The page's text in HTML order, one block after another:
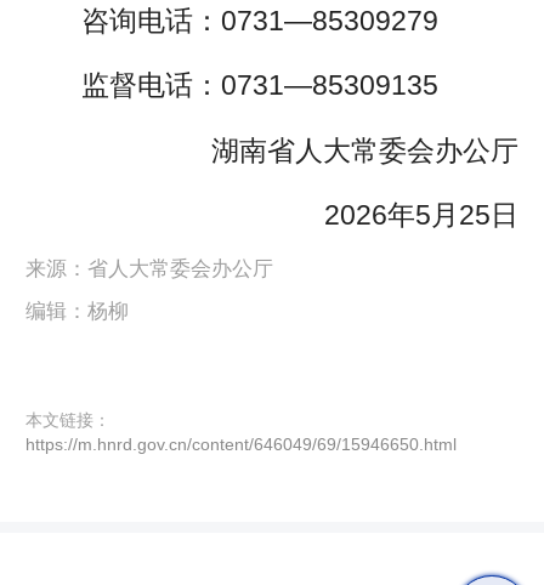
咨询电话：0731—85309279
监督电话：0731—85309135
湖南省人大常委会办公厅
2026年5月25日
来源：省人大常委会办公厅
编辑：杨柳
本文链接：
https://m.hnrd.gov.cn/content/646049/69/15946650.html